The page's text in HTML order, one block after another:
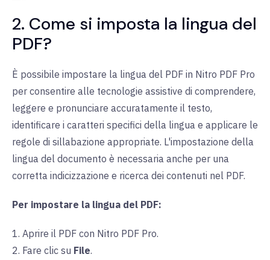
2. Come si imposta la lingua del
PDF?
È possibile impostare la lingua del PDF in Nitro PDF Pro
per consentire alle tecnologie assistive di comprendere,
leggere e pronunciare accuratamente il testo,
identificare i caratteri specifici della lingua e applicare le
regole di sillabazione appropriate. L'impostazione della
lingua del documento è necessaria anche per una
corretta indicizzazione e ricerca dei contenuti nel PDF.
Per impostare la lingua del PDF:
1. Aprire il PDF con Nitro PDF Pro.
2. Fare clic su File.